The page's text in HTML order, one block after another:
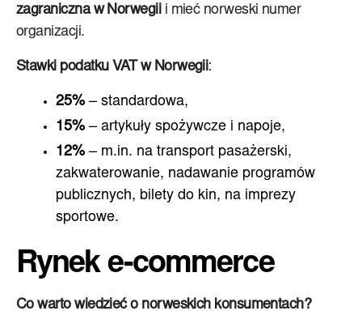
zagraniczna w Norwegiii mieć norweski numer
organizacji.
Stawki podatku VAT w Norwegii:
25% – standardowa,
15% – artykuły spożywcze i napoje,
12% – m.in. na transport pasażerski,
zakwaterowanie, nadawanie programów
publicznych, bilety do kin, na imprezy
sportowe.
Rynek e-commerce
Co warto wiedzieć o norweskich konsumentach?